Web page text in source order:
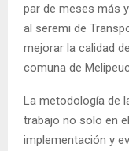
par de meses más
al seremi de
mejorar la calidad
comuna de
La metodología de
trabajo no solo en
implementación y